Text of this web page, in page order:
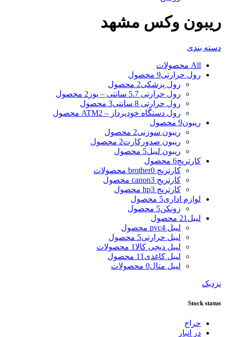
ریبون وکس مشهد
دسته بندی
All محصولات
رول حرارتی9 محصول
رول پزشکی2 محصول
رول حرارتی 5.7 سانتی – پوز
2 محصول
رول حرارتی 8 سانتی
3 محصول
رول دستگاه خودپرداز – ATM 2 محصول
ریبون9 محصول
ریبون سوزنی2 محصول
ریبون صدورکارت2 محصول
ریبون لیبل5 محصول
کارتریج6 محصول
کارتریج brother 0 محصولات
کارتریج canon 3 محصول
کارتریج hp 3 محصول
لوازم اداری5 محصول
زونکن5 محصول
لیبل 21 محصول
لیبل pvc 4 محصول
لیبل حرارتی5 محصول
لیبل دیجی کالا1 محصولات
لیبل کاغذی 11 محصول
لیبل متال0 محصولات
نزدیک
Stock status
حراج
در انبار